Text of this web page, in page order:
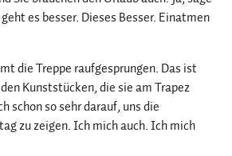
es besser. Dieses Besser. Einatmen
die Treppe raufgesprungen. Das ist
Kunststücken, die sie am Trapez
schon so sehr darauf, uns die
zu zeigen. Ich mich auch. Ich mich